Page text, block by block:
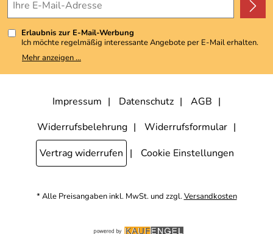
Erlaubnis zur E-Mail-Werbung
Ich möchte regelmäßig interessante Angebote per E-Mail erhalten.
Meine E-Mail-Adresse wird nicht an andere Unternehmen
weitergegeben. Zu statistischen Zwecken wird in anonymer Form
kann ich jederzeit mit Wirkung für die Zukunft widerrufen, indem ich
den Link "Abmelden" am Ende des Newsletters anklicke. Die
Mehr anzeigen ...
Impressum Datenschutz
AGB
Widerrufsbelehrung
Widerrufsformular
Vertrag widerrufen
Cookie Einstellungen
* Alle Preisangaben inkl. MwSt. und zzgl.Versandkosten